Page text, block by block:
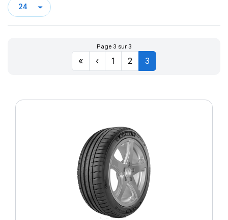
S-VERD
Page 3 sur 3
« ‹ 1 2 3